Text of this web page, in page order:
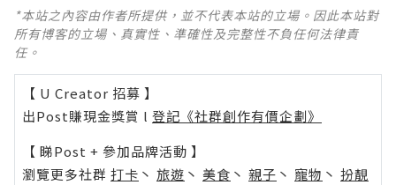
*本站之內容由作者所提供，並不代表本站的立場。因此本站對
所有博客的立場、真實性、準確性及完整性不負任何法律責
任。
【 U Creator 招募 】
出Post賺現金獎賞 l 登記《社群創作有價企劃》
【 睇Post + 參加品牌活動 】
瀏覽更多社群 打卡 丶 旅遊 丶 美食 丶 親子 丶 寵物 丶 扮靚